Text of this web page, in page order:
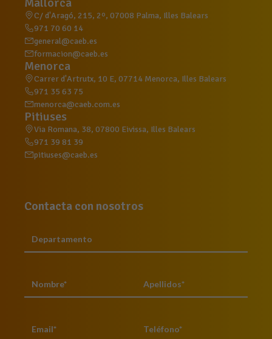
C/ d'Aragó, 215, 2º, 07008 Palma, Illes Balears
971 70 60 14
general@caeb.es
formacion@caeb.es
Menorca
Carrer d'Artrutx, 10 E, 07714 Menorca, Illes Balears
971 35 63 75
menorca@caeb.com.es
Pitiuses
Via Romana, 38, 07800 Eivissa, Illes Balears
971 39 81 39
pitiuses@caeb.es
Contacta con nosotros